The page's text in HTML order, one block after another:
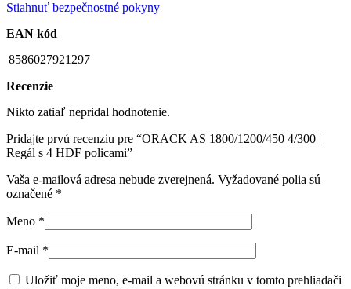
Stiahnuť bezpečnostné pokyny
EAN kód
8586027921297
Recenzie
Nikto zatiaľ nepridal hodnotenie.
Pridajte prvú recenziu pre “ORACK AS 1800/1200/450 4/300 |
Regál s 4 HDF policami”
Vaša e-mailová adresa nebude zverejnená. Vyžadované polia sú
označené *
Meno *
E-mail *
Uložiť moje meno, e-mail a webovú stránku v tomto prehliadači